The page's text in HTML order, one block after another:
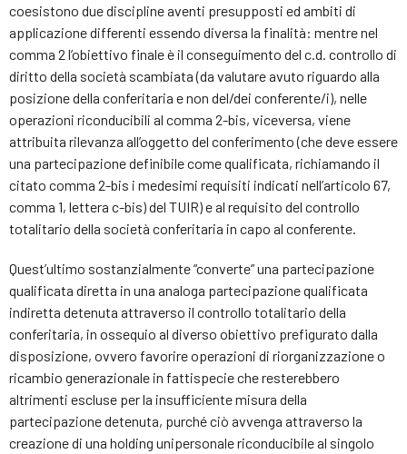
coesistono due discipline aventi presupposti ed ambiti di
applicazione differenti essendo diversa la finalità: mentre nel
comma 2 l’obiettivo finale è il conseguimento del c.d. controllo di
diritto della società scambiata (da valutare avuto riguardo alla
posizione della conferitaria e non del/dei conferente/i), nelle
operazioni riconducibili al comma 2-bis, viceversa, viene
attribuita rilevanza all’oggetto del conferimento (che deve essere
una partecipazione definibile come qualificata, richiamando il
citato comma 2-bis i medesimi requisiti indicati nell’articolo 67,
comma 1, lettera c-bis) del TUIR) e al requisito del controllo
totalitario della società conferitaria in capo al conferente.
Quest’ultimo sostanzialmente “converte” una partecipazione
qualificata diretta in una analoga partecipazione qualificata
indiretta detenuta attraverso il controllo totalitario della
conferitaria, in ossequio al diverso obiettivo prefigurato dalla
disposizione, ovvero favorire operazioni di riorganizzazione o
ricambio generazionale in fattispecie che resterebbero
altrimenti escluse per la insufficiente misura della
partecipazione detenuta, purché ciò avvenga attraverso la
creazione di una holding unipersonale riconducibile al singolo